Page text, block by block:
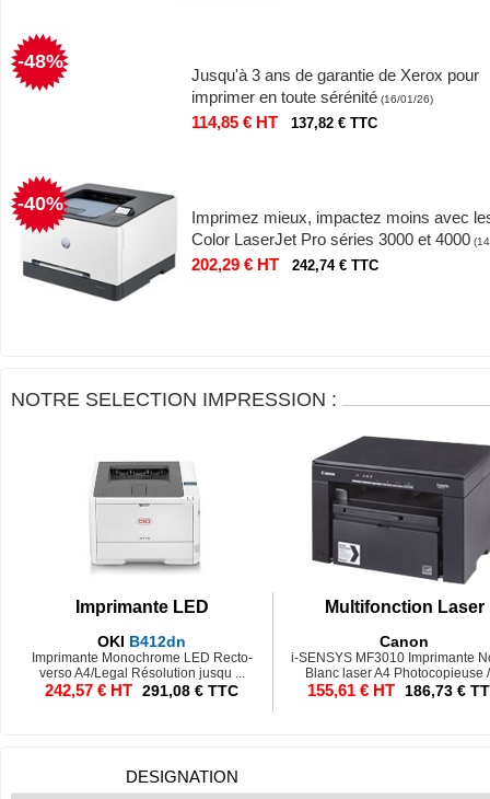
-48%
Jusqu'à 3 ans de garantie de Xerox pour
imprimer en toute sérénité (16/01/26)
114,85 € HT 137,82 € TTC
-40%
Imprimez mieux, impactez moins avec
Color LaserJet Pro séries 3000 et 4000
202,29 € HT 242,74 € TTC
NOTRE SELECTION IMPRESSION :
Imprimante LED
OKI B412dn
Imprimante Monochrome LED Recto-
verso A4/Legal Résolution jusqu ...
242,57 € HT 291,08 € TTC
Multifonction Laser
Canon
i-SENSYS MF3010 Imprimante
Blanc laser A4 Photocopieuse
155,61 € HT 186,73 €
DESIGNATION